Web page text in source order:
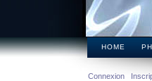
HOME
Connexion